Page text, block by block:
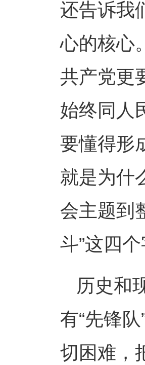
还告诉我
心的核心
共产党更
始终同人
要懂得形
就是为什
会主题到
斗”这四
历史和
有“先锋
切困难，